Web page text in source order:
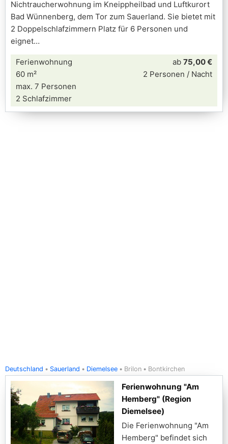
Nichtraucherwohnung im Kneippheilbad und Luftkurort
Bad Wünnenberg, dem Tor zum Sauerland. Sie bietet mit
2 Doppelschlafzimmern Platz für 6 Personen und
eignet
Ferienwohnung
60 m²
max. 7 Personen
2 Schlafzimmer
ab 75,00 €
2 Personen / Nacht
Deutschland Sauerland Diemelsee Brilon Bontkirchen
Ferienwohnung "Am
Hemberg" (Region
Diemelsee)
Die Ferienwohnung "Am
Hemberg" befindet sich